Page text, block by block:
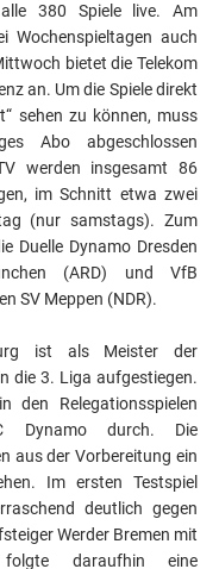
alle 380 Spiele live. Am
Wochenspieltagen auch
bietet die Telekom
an. Um die Spiele direkt
sehen zu können, muss
Abo abgeschlossen
werden insgesamt 86
im Schnitt etwa zwei
(nur samstags). Zum
Duelle Dynamo Dresden
(ARD) und VfB
SV Meppen (NDR).
ist als Meister der
die 3. Liga aufgestiegen.
den Relegationsspielen
Dynamo durch. Die
aus der Vorbereitung ein
Im ersten Testspiel
deutlich gegen
Werder Bremen mit
daraufhin eine